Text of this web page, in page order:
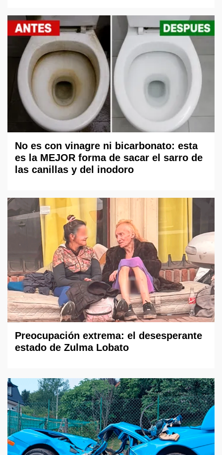
No es con vinagre ni bicarbonato: esta
es la MEJOR forma de sacar el sarro de
las canillas y del inodoro
Preocupación extrema: el desesperante
estado de Zulma Lobato